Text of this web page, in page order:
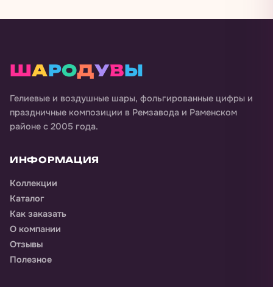
ШАРОДУВЫ
Гелиевые и воздушные шары, фольгированные цифры и
праздничные композиции в Ремзавода и Раменском
районе с 2005 года.
ИНФОРМАЦИЯ
Коллекции
Каталог
Как заказать
О компании
Отзывы
Полезное